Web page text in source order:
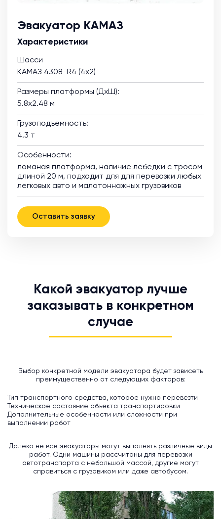
Эвакуатор КАМАЗ
Характеристики
Шасси
КАМАЗ 4308-R4 (4х2)
Размеры платформы (ДхШ):
5.8х2.48 м
Грузоподъемность:
4.3 т
Особенности:
ломаная платформа, наличие лебедки с тросом
длиной 20 м, подходит для для перевозки любых
легковых авто и малотоннажных грузовиков
Оставить заявку
Какой эвакуатор лучше
заказывать в конкретном
случае
Выбор конкретной модели эвакуатора будет зависеть
преимущественно от следующих факторов:
Тип транспортного средства, которое нужно перевезти
Техническое состояние объекта транспортировки
Дополнительные особенности или сложности при
выполнении работ
Далеко не все эвакуаторы могут выполнять различные виды
работ. Одни машины рассчитаны для перевозки
автотранспорта с небольшой массой, другие могут
справиться с грузовиком или даже автобусом.